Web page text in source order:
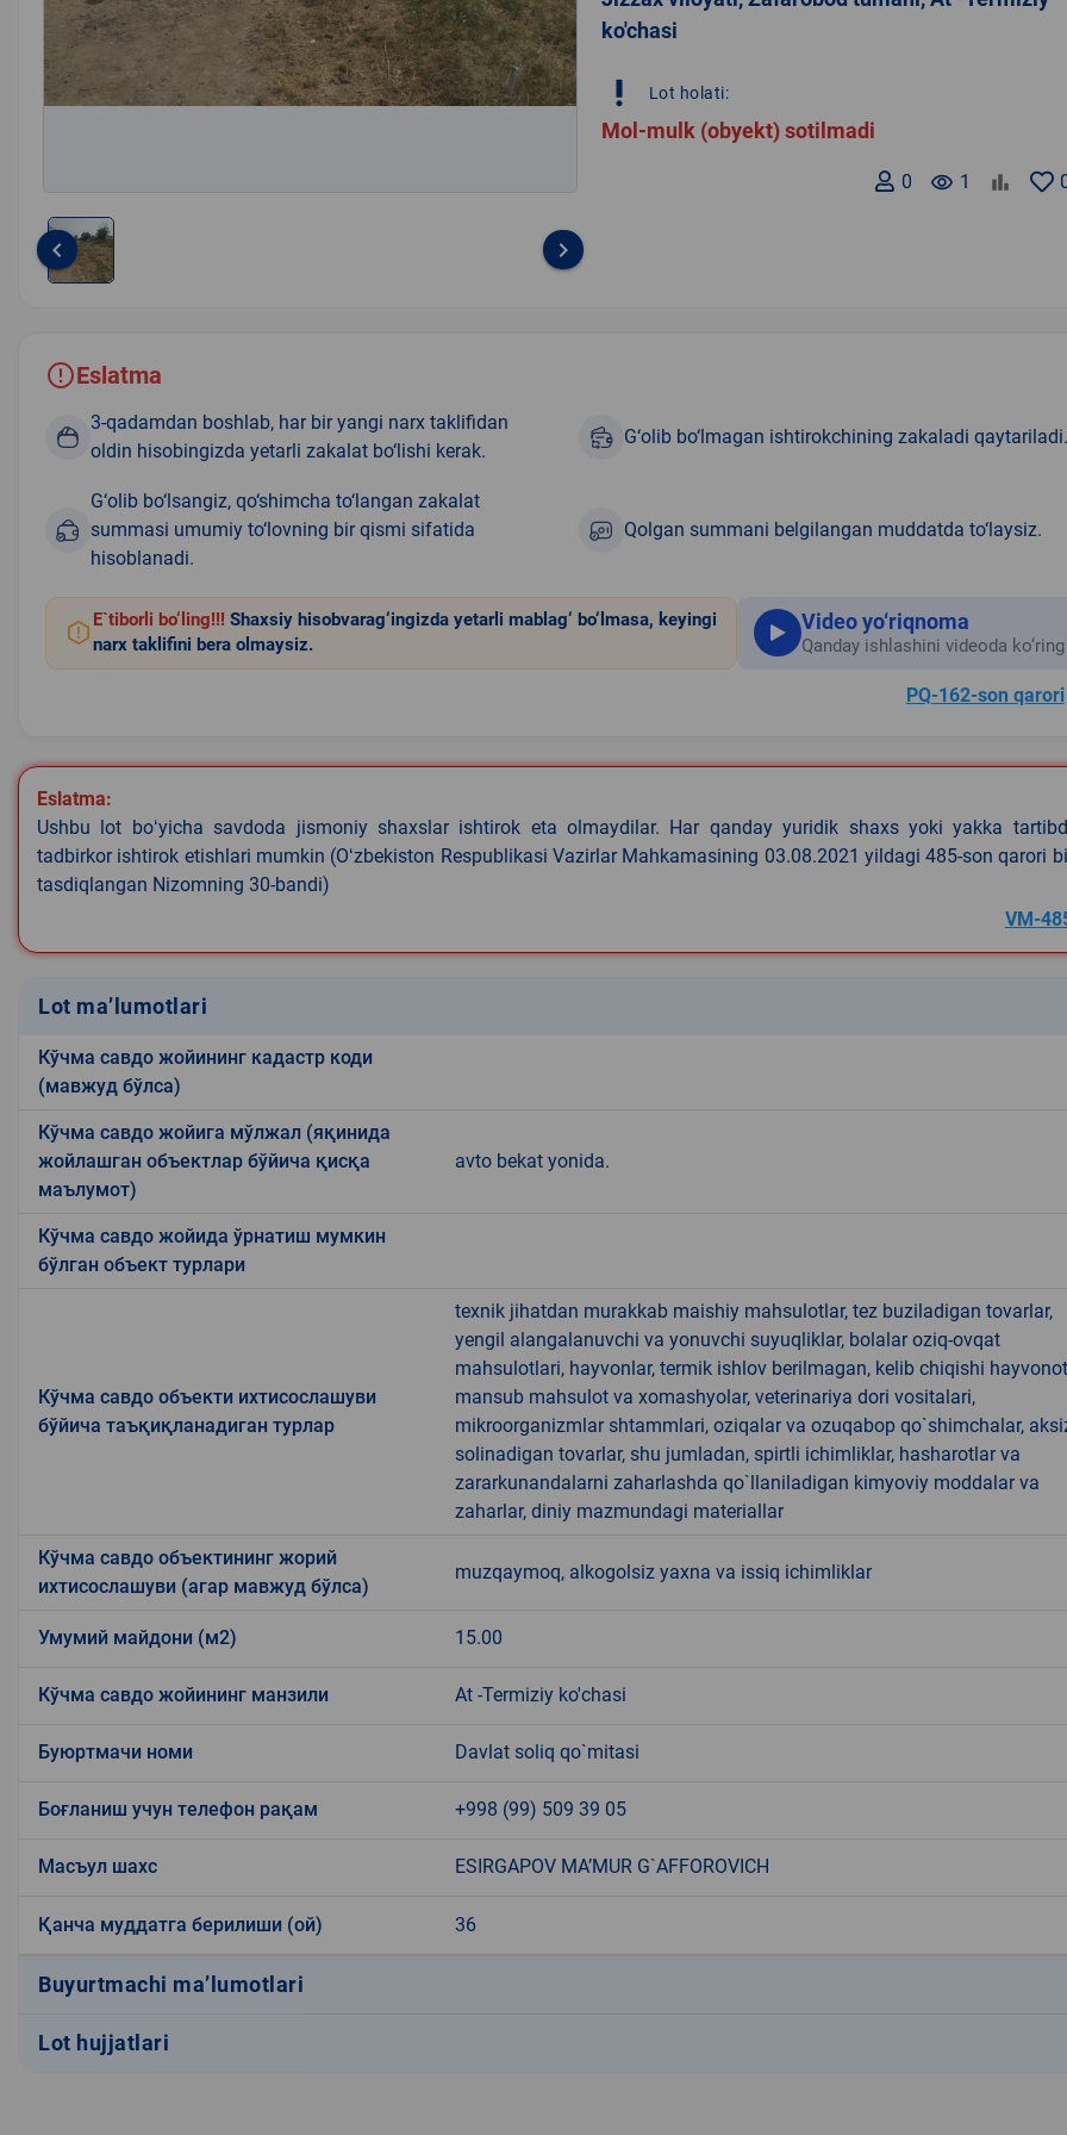
1
keyboard_arrow_left keyboard_arrow_right
ko'chasi
priority_high Lot holati:
Mol-mulk (obyekt) sotilmadi
remove_red_eye 1
0
Eslatma
3-qadamdan boshlab, har bir yangi narx taklifidan
oldin hisobingizda yetarli zakalat bo‘lishi kerak.
G‘olib bo‘lmagan ishtirokchining zakaladi qaytariladi.
G‘olib bo‘lsangiz, qo‘shimcha to‘langan zakalat
summasi umumiy to‘lovning bir qismi sifatida
hisoblanadi.
Qolgan summani belgilangan muddatda to‘laysiz.
E`tiborli bo‘ling!!! Shaxsiy hisobvarag‘ingizda yetarli mablag‘ bo‘lmasa, keyingi
narx taklifini bera olmaysiz.
Video yo‘riqnoma
Qanday ishlashini videoda ko‘ring
PQ-162-son qarori
Eslatma:
Ushbu lot boʻyicha savdoda jismoniy shaxslar ishtirok eta olmaydilar. Har qanday yuridik shaxs yoki yakka
tadbirkor ishtirok etishlari mumkin (Oʻzbekiston Respublikasi Vazirlar Mahkamasining 03.08.2021 yildagi 485-son qarori
tasdiqlangan Nizomning 30-bandi)
VM-
Lot ma’lumotlari
Кўчма савдо жойининг кадастр коди
(мавжуд бўлса)
Кўчма савдо жойига мўлжал (яқинида
жойлашган объектлар бўйича қисқа
маълумот)
avto bekat yonida.
Кўчма савдо жойида ўрнатиш мумкин
бўлган объект турлари
Кўчма савдо объекти ихтисослашуви
бўйича таъқиқланадиган турлар
texnik jihatdan murakkab maishiy mahsulotlar, tez buziladigan tovarlar,
yengil alangalanuvchi va yonuvchi suyuqliklar, bolalar oziq-ovqat
mahsulotlari, hayvonlar, termik ishlov berilmagan, kelib chiqishi
mansub mahsulot va xomashyolar, veterinariya dori vositalari,
mikroorganizmlar shtammlari, oziqalar va ozuqabop qo`shimchalar,
solinadigan tovarlar, shu jumladan, spirtli ichimliklar, hasharotlar va
zararkunandalarni zaharlashda qo`llaniladigan kimyoviy moddalar va
zaharlar, diniy mazmundagi materiallar
Кўчма савдо объектининг жорий
ихтисослашуви (агар мавжуд бўлса)
muzqaymoq, alkogolsiz yaxna va issiq ichimliklar
Умумий майдони (м2) 15.00
Кўчма савдо жойининг манзили At -Termiziy ko'chasi
Буюртмачи номи Davlat soliq qo`mitasi
Боғланиш учун телефон рақам +998 (99) 509 39 05
Масъул шахс ESIRGAPOV MA’MUR G`AFFOROVICH
Қанча муддатга берилиши (ой) 36
Buyurtmachi ma’lumotlari
Lot hujjatlari